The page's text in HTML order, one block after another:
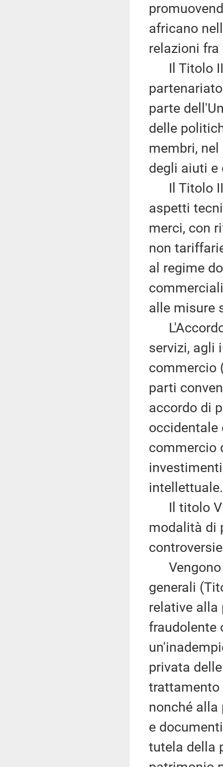
africano
relazioni
Il Titolo II
parte
delle
membri,
degli aiuti e
Il Titolo
aspetti
merci, con
non
al regime
alle misure
servizi, agli
commercio
parti
accordo di
occidentale
commercio
intellettuale.
Il titolo V
modalità di
Vengono
generali
relative alla
fraudolente
privata
trattamento
nonché alla
e
tutela della